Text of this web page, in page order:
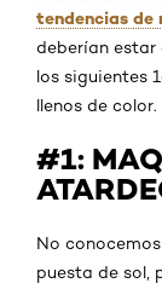
tendencias de
deberían estar
los siguientes
llenos de color.
#1:
No
puesta de sol,